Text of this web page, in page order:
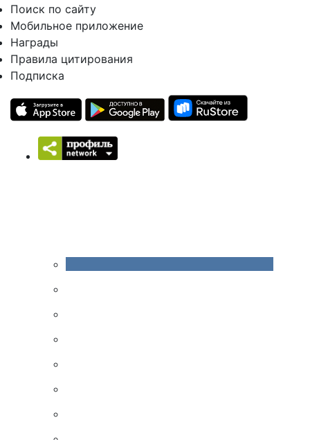
Поиск по сайту
Мобильное приложение
Награды
Правила цитирования
Подписка